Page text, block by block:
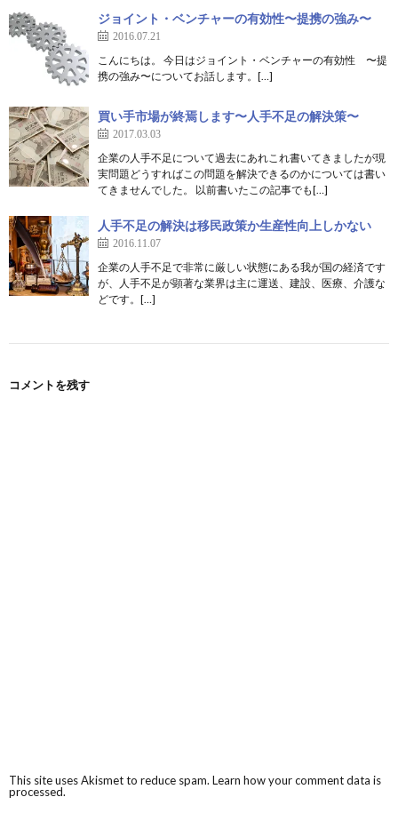
ジョイント・ベンチャーの有効性〜提携の強み〜
2016.07.21
こんにちは。 今日はジョイント・ベンチャーの有効性 〜提
携の強み〜についてお話します。[…]
買い手市場が終焉します〜人手不足の解決策〜
2017.03.03
企業の人手不足について過去にあれこれ書いてきましたが現
実問題どうすればこの問題を解決できるのかについては書い
てきませんでした。 以前書いたこの記事でも[…]
人手不足の解決は移民政策か生産性向上しかない
2016.11.07
企業の人手不足で非常に厳しい状態にある我が国の経済です
が、人手不足が顕著な業界は主に運送、建設、医療、介護な
どです。[…]
コメントを残す
This site uses Akismet to reduce spam. Learn how your comment data is
processed.